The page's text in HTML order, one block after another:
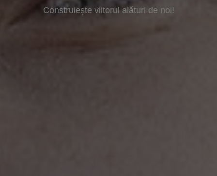
Construiește viitorul alături de noi!